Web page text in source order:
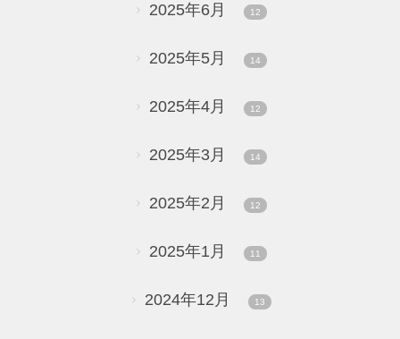
2025年6月 12
2025年5月 14
2025年4月 12
2025年3月 14
2025年2月 12
2025年1月 11
2024年12月 13